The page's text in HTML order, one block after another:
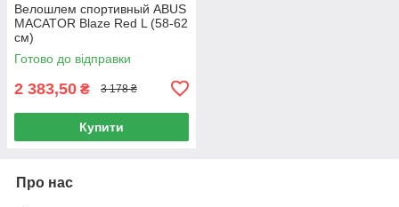
Велошлем спортивный ABUS
MACATOR Blaze Red L (58-62
см)
Готово до відправки
2 383,50 ₴ 3 178 ₴
Купити
Про нас